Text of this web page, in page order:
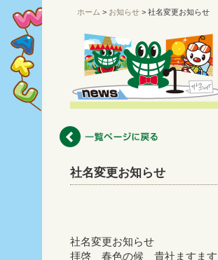
ホーム > お知らせ > 社名変更お知らせ
社名変更お知らせ
社名変更お知らせ
拝啓 春色の候 貴社ますます